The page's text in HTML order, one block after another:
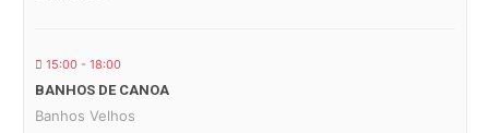
15:00 - 18:00
BANHOS DE CANOA
Banhos Velhos